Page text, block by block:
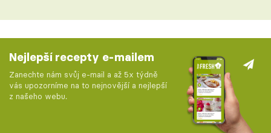
Nejlepší recepty e-mailem
Zanechte nám svůj e-mail a až 5x týdně
vás upozorníme na to nejnovější a nejlepší
z našeho webu.